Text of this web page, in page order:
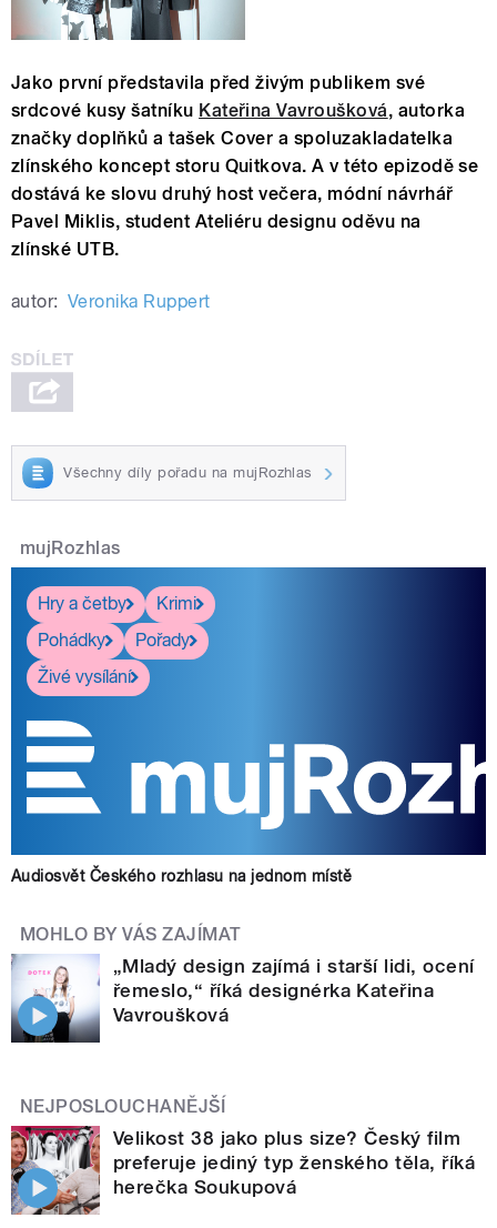
Jako první představila před živým publikem své
srdcové kusy šatníku Kateřina Vavroušková, autorka
značky doplňků a tašek Cover a spoluzakladatelka
zlínského koncept storu Quitkova. A v této epizodě se
dostává ke slovu druhý host večera, módní návrhář
Pavel Miklis, student Ateliéru designu oděvu na
zlínské UTB.
autor: Veronika Ruppert
Všechny díly pořadu na mujRozhlas
mujRozhlas
Hry a četby
Krimi
Pohádky
Pořady
Živé vysílání
Audiosvět Českého rozhlasu na jednom místě
MOHLO BY VÁS ZAJÍMAT
„Mladý design zajímá i starší lidi, ocení
řemeslo,“ říká designérka Kateřina
Vavroušková
NEJPOSLOUCHANĚJŠÍ
Velikost 38 jako plus size? Český film
preferuje jediný typ ženského těla, říká
herečka Soukupová